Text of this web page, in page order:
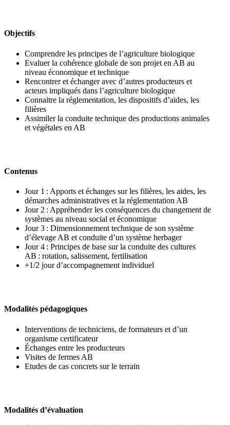
Objectifs
Comprendre les principes de l’agriculture biologique
Evaluer la cohérence globale de son projet en AB au
niveau économique et technique
Rencontrer et échanger avec d’autres producteurs et
acteurs impliqués dans l’agriculture biologique
Connaitre la réglementation, les dispositifs d’aides, les
filières
Assimiler la conduite technique des productions animales
et végétales en AB
Contenus
Jour 1 : Apports et échanges sur les filières, les aides, les
démarches administratives et la réglementation AB
Jour 2 : Appréhender les conséquences du changement de
systèmes au niveau social et économique
Jour 3 : Dimensionnement technique de son système
d’élevage AB et conduite d’un système herbager
Jour 4 : Principes de base sur la conduite des cultures
AB : rotation, salissement, fertilisation
+1/2 jour d’accompagnement individuel
Modalités pédagogiques
Interventions de techniciens, de formateurs et d’un
organisme certificateur
Échanges entre les producteurs
Visites de fermes AB
Etudes de cas concrets sur le terrain
Modalités d’évaluation